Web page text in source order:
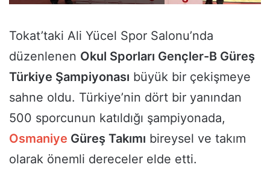
Tokat’taki Ali Yücel Spor Salonu’nda
düzenlenen Okul Sporları Gençler-B Güreş
Türkiye Şampiyonası büyük bir çekişmeye
sahne oldu. Türkiye’nin dört bir yanından
500 sporcunun katıldığı şampiyonada,
Osmaniye Güreş Takımı bireysel ve takım
olarak önemli dereceler elde etti.